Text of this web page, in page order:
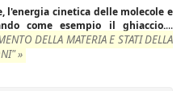
l'energia cinetica delle molecole e
come esempio il ghiaccio....
DELLA MATERIA E STATI DELLA
»